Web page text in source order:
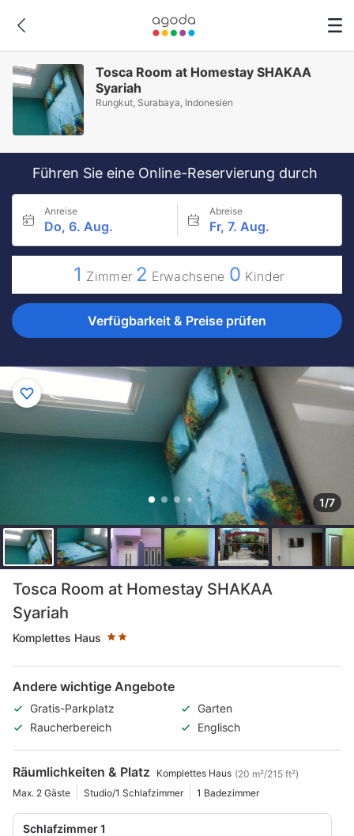
Tosca Room at Homestay SHAKAA
Syariah
Rungkut, Surabaya, Indonesien
Führen Sie eine Online-Reservierung durch
Anreise
Do, 6. Aug.
Abreise
Fr, 7. Aug.
1 Zimmer 2 Erwachsene 0 Kinder
Verfügbarkeit & Preise prüfen
1/7
Tosca Room at Homestay SHAKAA
Syariah
Komplettes Haus
Sternekategorie: 2 Sterne
Andere wichtige Angebote
Gratis-Parkplatz
Garten
Raucherbereich
Englisch
Räumlichkeiten & Platz Komplettes Haus (20 m²/215 ft²)
Max. 2 Gäste
Studio/1 Schlafzimmer 1 Badezimmer
Schlafzimmer 1